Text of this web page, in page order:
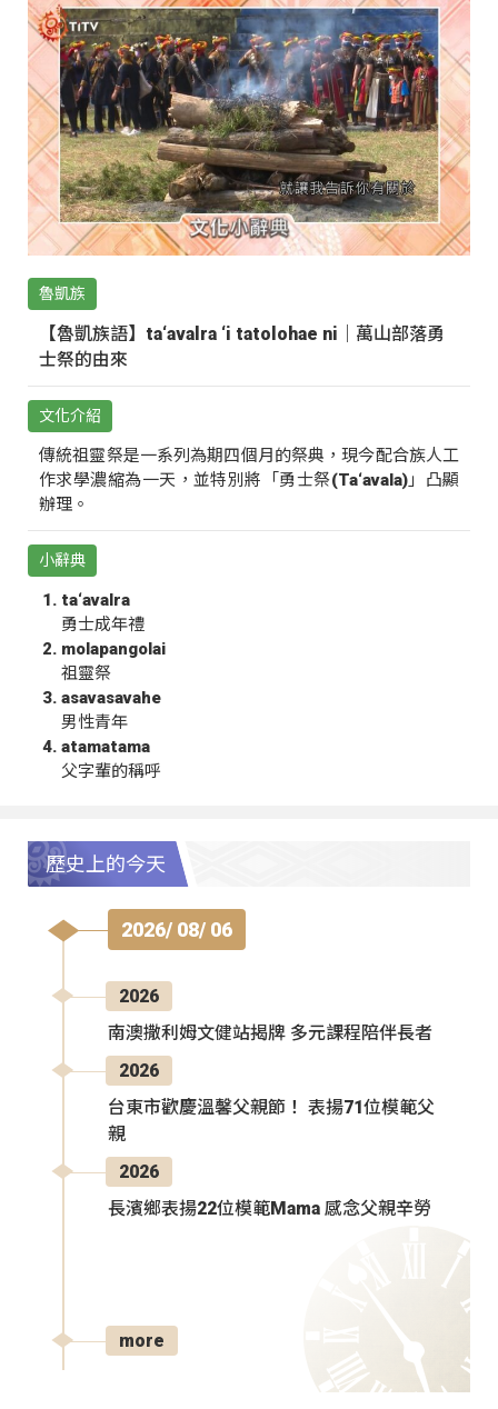
魯凱族
【魯凱族語】ta‘avalra ‘i tatolohae ni｜萬山部落勇
士祭的由來
文化介紹
傳統祖靈祭是一系列為期四個月的祭典，現今配合族人工
作求學濃縮為一天，並特別將「勇士祭(Ta‘avala)」凸顯
辦理。
小辭典
ta‘avalra
勇士成年禮
molapangolai
祖靈祭
asavasavahe
男性青年
atamatama
父字輩的稱呼
歷史上的今天
2026/ 08/ 06
2026
南澳撒利姆文健站揭牌 多元課程陪伴長者
2026
台東市歡慶溫馨父親節！ 表揚71位模範父
親
2026
長濱鄉表揚22位模範Mama 感念父親辛勞
more